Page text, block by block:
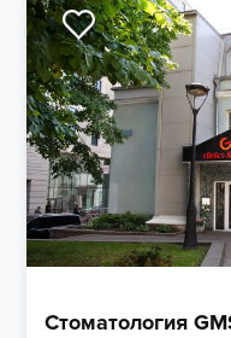
Стоматология